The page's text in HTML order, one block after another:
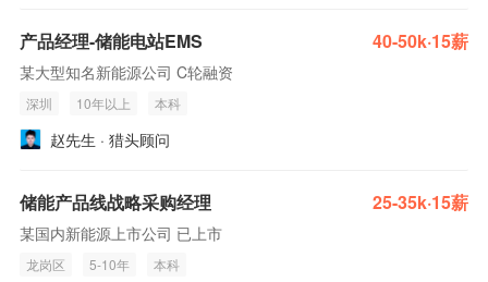
产品经理-储能电站EMS 40-50k·15薪
某大型知名新能源公司 C轮融资
深圳 10年以上 本科
赵先生 · 猎头顾问
储能产品线战略采购经理 25-35k·15薪
某国内新能源上市公司 已上市
龙岗区 5-10年 本科